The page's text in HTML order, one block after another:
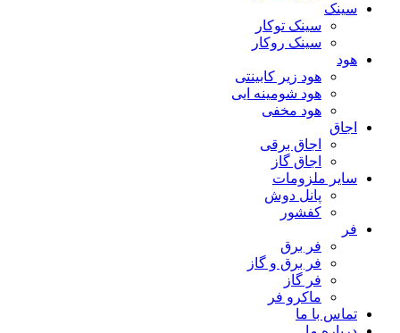
سینک
سینک توکار
سینک روکار
هود
هود زیر كابینتی
هود شومینه ایی
هود مخفى
اجاق
اجاق برقى
اجاق گاز
سایر ملزومات
پانل دوش
کفشور
فر
فر برق
فر برق و گاز
فر گاز
ماكرو فر
تماس با ما